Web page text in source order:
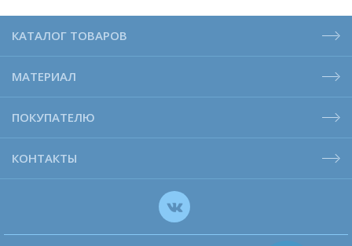
КАТАЛОГ ТОВАРОВ
МАТЕРИАЛ
ПОКУПАТЕЛЮ
КОНТАКТЫ